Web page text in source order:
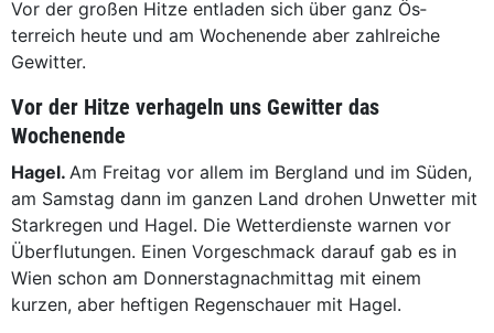
Vor der großen Hitze ent­laden sich über ganz Ös­
terreich heute und am Wochenende aber zahlreiche
Gewitter.
Vor der Hitze verhageln uns Gewitter das
Wochenende
Hagel. Am Freitag vor allem im Bergland und im Süden,
am Samstag dann im ganzen Land drohen Unwetter mit
Starkregen und Hagel. Die Wetterdienste warnen vor
Überflutungen. Einen Vorgeschmack darauf gab es in
Wien schon am Donnerstagnachmittag mit einem
kurzen, aber heftigen Regenschauer mit Hagel.